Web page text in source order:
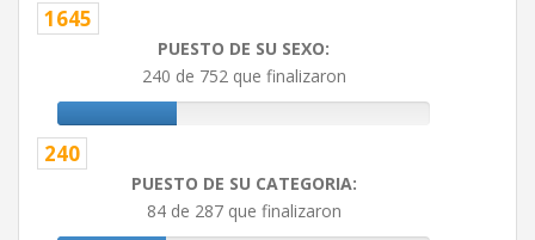
1645
PUESTO DE SU SEXO:
240 de 752 que finalizaron
240
PUESTO DE SU CATEGORIA:
84 de 287 que finalizaron